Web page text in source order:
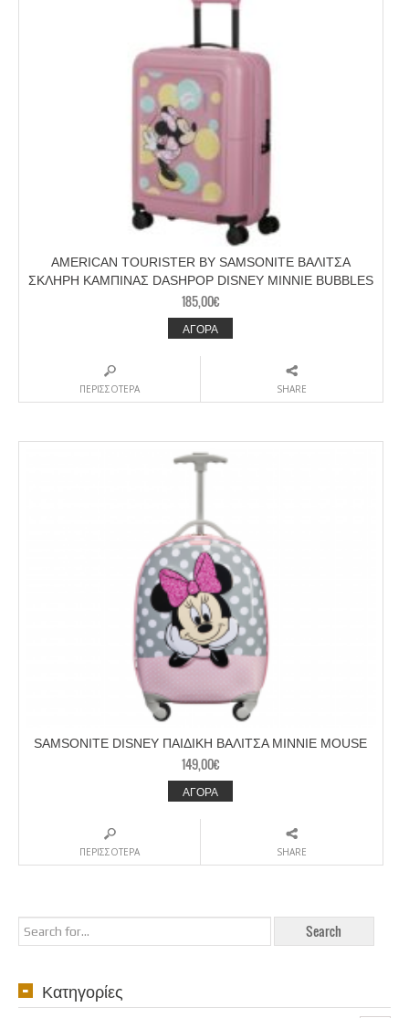
AMERICAN TOURISTER BY SAMSONITE ΒΑΛΙΤΣΑ
ΣΚΛΗΡΗ ΚΑΜΠΙΝΑΣ DASHPOP DISNEY MINNIE BUBBLES
185,00€
ΑΓΟΡΑ
ΠΕΡΙΣΣΟΤΕΡΑ SHARE
SAMSONITE DISNEY ΠΑΙΔΙΚΗ ΒΑΛΙΤΣΑ MINNIE MOUSE
149,00€
ΑΓΟΡΑ
ΠΕΡΙΣΣΟΤΕΡΑ SHARE
Κατηγορίες